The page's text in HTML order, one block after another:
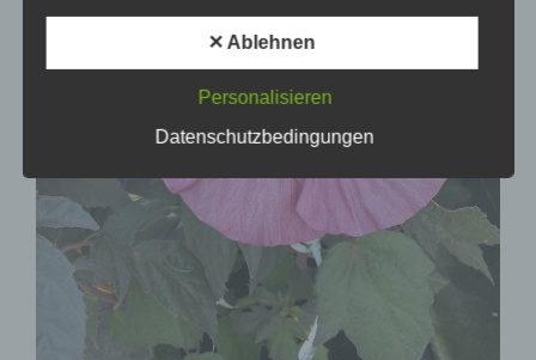
Datenschutz-Grundverordnung (DS-GVO) verwendet
wurden. Unsere Datenschutzerklärung soll sowohl für
die Öffentlichkeit als auch für unsere Kunden und
Geschäftspartner einfach lesbar und verständlich sein.
Um dies zu gewährleisten, möchten wir vorab die
unter anderem die folgenden Begriffe:
a) personenbezogene Daten
✕ Ablehnen
Personalisieren
Datenschutzbedingungen